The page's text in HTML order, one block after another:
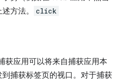
方法。
click
获应用可以将来自捕获应用本
捕获标签页的视口。对于捕获